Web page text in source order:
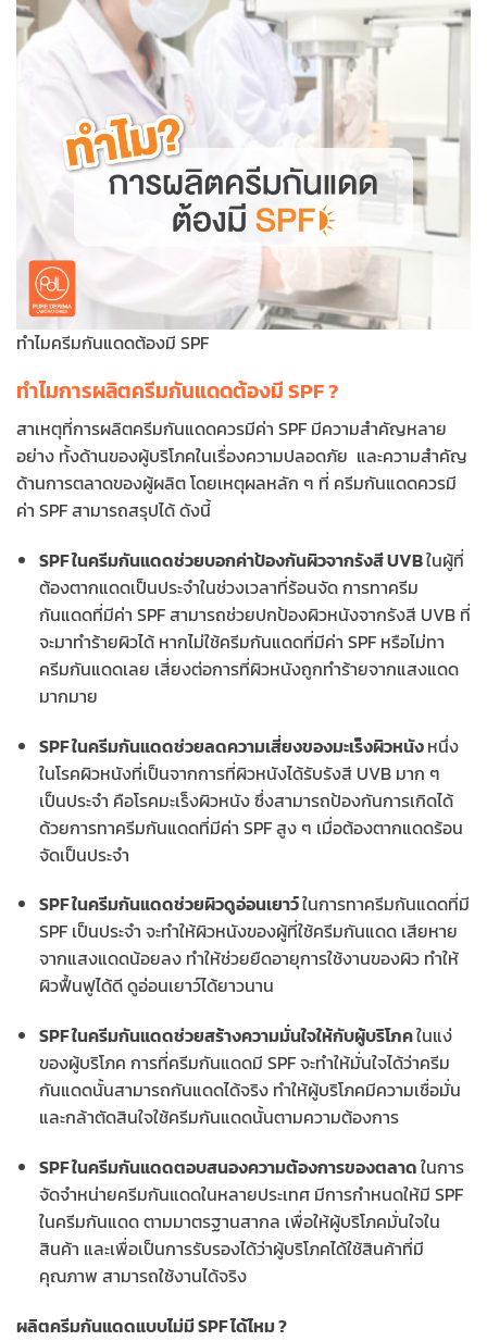
ทำไมครีมกันแดดต้องมี SPF
ทำไมการผลิตครีมกันแดดต้องมี SPF ?
สาเหตุที่การผลิตครีมกันแดดควรมีค่า SPF มีความสำคัญหลาย
อย่าง ทั้งด้านของผู้บริโภคในเรื่องความปลอดภัย และความสำคัญ
ด้านการตลาดของผู้ผลิต โดยเหตุผลหลัก ๆ ที่ ครีมกันแดดควรมี
ค่า SPF สามารถสรุปได้ ดังนี้
SPF ในครีมกันแดดช่วยบอกค่าป้องกันผิวจากรังสี UVBในผู้ที่
ต้องตากแดดเป็นประจำในช่วงเวลาที่ร้อนจัด การทาครีม
กันแดดที่มีค่า SPF สามารถช่วยปกป้องผิวหนังจากรังสี UVB ที่
จะมาทำร้ายผิวได้ หากไม่ใช้ครีมกันแดดที่มีค่า SPF หรือไม่ทา
ครีมกันแดดเลย เสี่ยงต่อการที่ผิวหนังถูกทำร้ายจากแสงแดด
มากมาย
SPF ในครีมกันแดดช่วยลดความเสี่ยงของมะเร็งผิวหนังหนึ่ง
ในโรคผิวหนังที่เป็นจากการที่ผิวหนังได้รับรังสี UVB มาก ๆ
เป็นประจำ คือโรคมะเร็งผิวหนัง ซึ่งสามารถป้องกันการเกิดได้
ด้วยการทาครีมกันแดดที่มีค่า SPF สูง ๆ เมื่อต้องตากแดดร้อน
จัดเป็นประจำ
SPF ในครีมกันแดดช่วยผิวดูอ่อนเยาว์ในการทาครีมกันแดดที่มี
SPF เป็นประจำ จะทำให้ผิวหนังของผู้ที่ใช้ครีมกันแดด เสียหาย
จากแสงแดดน้อยลง ทำให้ช่วยยืดอายุการใช้งานของผิว ทำให้
ผิวฟื้นฟูได้ดี ดูอ่อนเยาว์ได้ยาวนาน
SPF ในครีมกันแดดช่วยสร้างความมั่นใจให้กับผู้บริโภคในแง่
ของผู้บริโภค การที่ครีมกันแดดมี SPF จะทำให้มั่นใจได้ว่าครีม
กันแดดนั้นสามารถกันแดดได้จริง ทำให้ผู้บริโภคมีความเชื่อมั่น
และกล้าตัดสินใจใช้ครีมกันแดดนั้นตามความต้องการ
SPF ในครีมกันแดดตอบสนองความต้องการของตลาดในการ
จัดจำหน่ายครีมกันแดดในหลายประเทศ มีการกำหนดให้มี SPF
ในครีมกันแดด ตามมาตรฐานสากล เพื่อให้ผู้บริโภคมั่นใจใน
สินค้า และเพื่อเป็นการรับรองได้ว่าผู้บริโภคได้ใช้สินค้าที่มี
คุณภาพ สามารถใช้งานได้จริง
ผลิตครีมกันแดดแบบไม่มี SPF ได้ไหม ?